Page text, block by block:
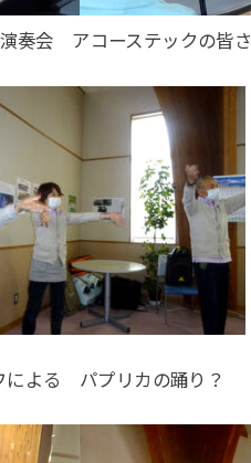
奏会 アコーステックの皆
による パプリカの踊り？